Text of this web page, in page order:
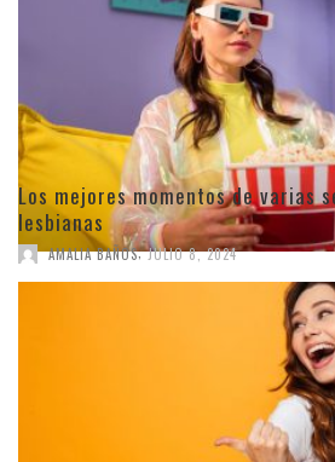
Los mejores momentos de varias
lesbianas
AMALIA BAÑOS, JULIO 8, 2024